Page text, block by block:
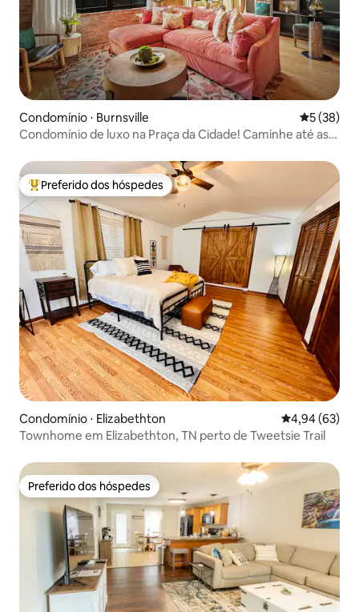
Condomínio ⋅ Burnsville 5 de uma
5 (38)
Condomínio de luxo na Praça da Cidade! Caminhe até as
Entre os melhores preferidos dos hóspedes
Preferido dos hóspedes
Condomínio ⋅ Elizabethton 4,94 de uma
4,94 (63)
Townhome em Elizabethton, TN perto de Tweetsie Trail
Preferido dos hóspedes
Preferido dos hóspedes